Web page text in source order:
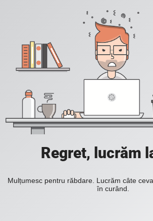
Regret, lucrăm
Mulțumesc pentru răbdare. Lucrăm câte
în curând.